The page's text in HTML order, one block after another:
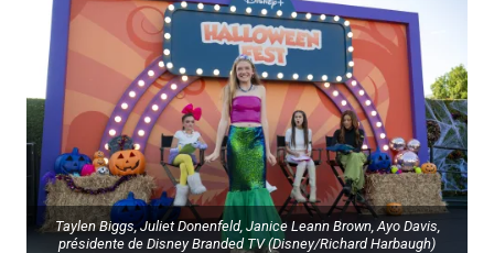
Taylen Biggs, Juliet Donenfeld, Janice Leann Brown, Ayo Davis,
présidente de Disney Branded TV (Disney/Richard Harbaugh)